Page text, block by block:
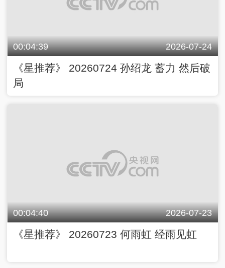
00:04:39 2026-07-24
《星推荐》 20260724 孙绍龙 蓄力 然后破
局
00:04:40 2026-07-23
《星推荐》 20260723 何雨虹 经雨见虹